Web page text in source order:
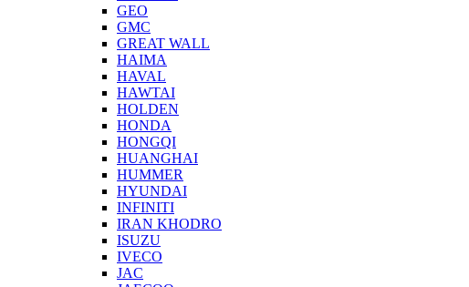
GEO
GMC
GREAT WALL
HAIMA
HAVAL
HAWTAI
HOLDEN
HONDA
HONGQI
HUANGHAI
HUMMER
HYUNDAI
INFINITI
IRAN KHODRO
ISUZU
IVECO
JAC